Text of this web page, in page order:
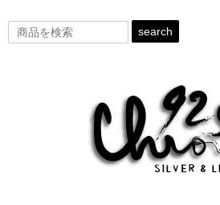
search